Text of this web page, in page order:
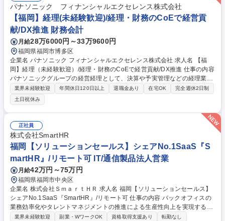
パナソニック フィナンシャルエクセレンス株式会社
【福岡】経理(未経験歓迎)/経理・財務のCoEで経営貢
献/DX推進 財務会計
月給28万6000円～33万9600円
福岡県福岡市博多区
企業名 パナソニック フィナンシャルエクセレンス株式会社 求人名 【福
岡】経理（未経験歓迎）/経理・財務のCoEで経営貢献/DX推進 仕事の内容
パナソニックグループの経営経理として、決算や予実管理などの経理業務
から、ＤＸ・ＡＩを活用した業務プロセス改善、経営管理の支援まで幅広
く担当。 ・経理・会計業務（決算、工場会計、予実・資金管理等） ・業
務プロセス改善（ＤＸ・ＡＩ活用の業務効率化） ・事業戦略支援（目標策
定の基礎業務等） ・内部統制、経営分析、経営管理など 専門性を高めな
がら、業務改善や周囲との連携においてリーダーシップを発揮し、将来的
にはチームを牽引する役割を担っていただきます。 募集職種 【福岡】経
理（未経験歓迎）/経理・財務のCoEで経営貢献/DX推進
業界未経験歓迎 年間休日120日以上 退職金あり 在宅OK
完全週休2日制
土日祝休み
正社員
株式会社SmartHR
福岡【ソリューションセールス】シェアNo.1SaaS『S
martHR』/リモート可 IT/通信製品法人営業
月給42万円～75万円
福岡県福岡市中央区
企業名 株式会社ＳｍａｒｔＨＲ 求人名 福岡【ソリューションセールス】
シェアNo.1SaaS『SmartHR』/リモート可 仕事の内容 バックオフィスの
業務効率化やタレントマネジメントの推進による生産性向上を実現するS
martHRにて、初回商談～導入までのセールス業務を担当いただきます。
業界未経験歓迎 副業・WワークOK 資格取得支援あり
転勤なし